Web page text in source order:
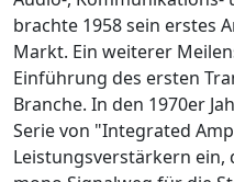
brachte 1958 sein erstes
Markt. Ein weiterer
Einführung des ersten
Branche. In den 1970er
Serie von "Integrated
Leistungsverstärkern